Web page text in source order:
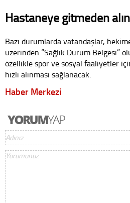
Hastaneye gitmeden
Bazı durumlarda vatandaşlar,
üzerinden “Sağlık Durum Belgesi”
özellikle spor ve sosyal faaliyetler
hızlı alınması sağlanacak.
Haber Merkezi